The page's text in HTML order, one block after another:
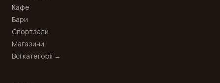
Кафе
Бари
Спортзали
Магазини
Всі категорії →